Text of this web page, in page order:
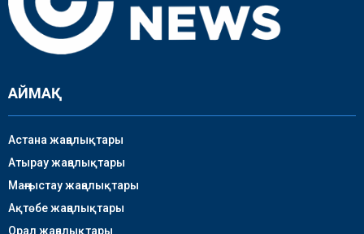
АЙМАҚ
Астана жаңалықтары
Атырау жаңалықтары
Маңғыстау жаңалықтары
Ақтөбе жаңалықтары
Орал жаңалықтары